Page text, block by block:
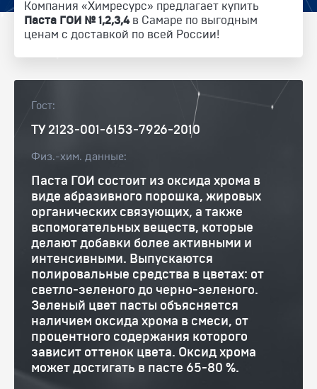
Компания «Химресурс» предлагает купить
Паста ГОИ № 1,2,3,4в Самаре по выгодным
ценам с доставкой по всей России!
Гост:
ТУ 2123-001-6153-7926-2010
Физ.-хим. данные:
Паста ГОИ состоит из оксида хрома в
виде абразивного порошка, жировых
органических связующих, а также
вспомогательных веществ, которые
делают добавки более активными и
интенсивными. Выпускаются
полировальные средства в цветах: от
светло-зеленого до черно-зеленого.
Зеленый цвет пасты объясняется
наличием оксида хрома в смеси, от
процентного содержания которого
зависит оттенок цвета. Оксид хрома
может достигать в пасте 65-80 %.